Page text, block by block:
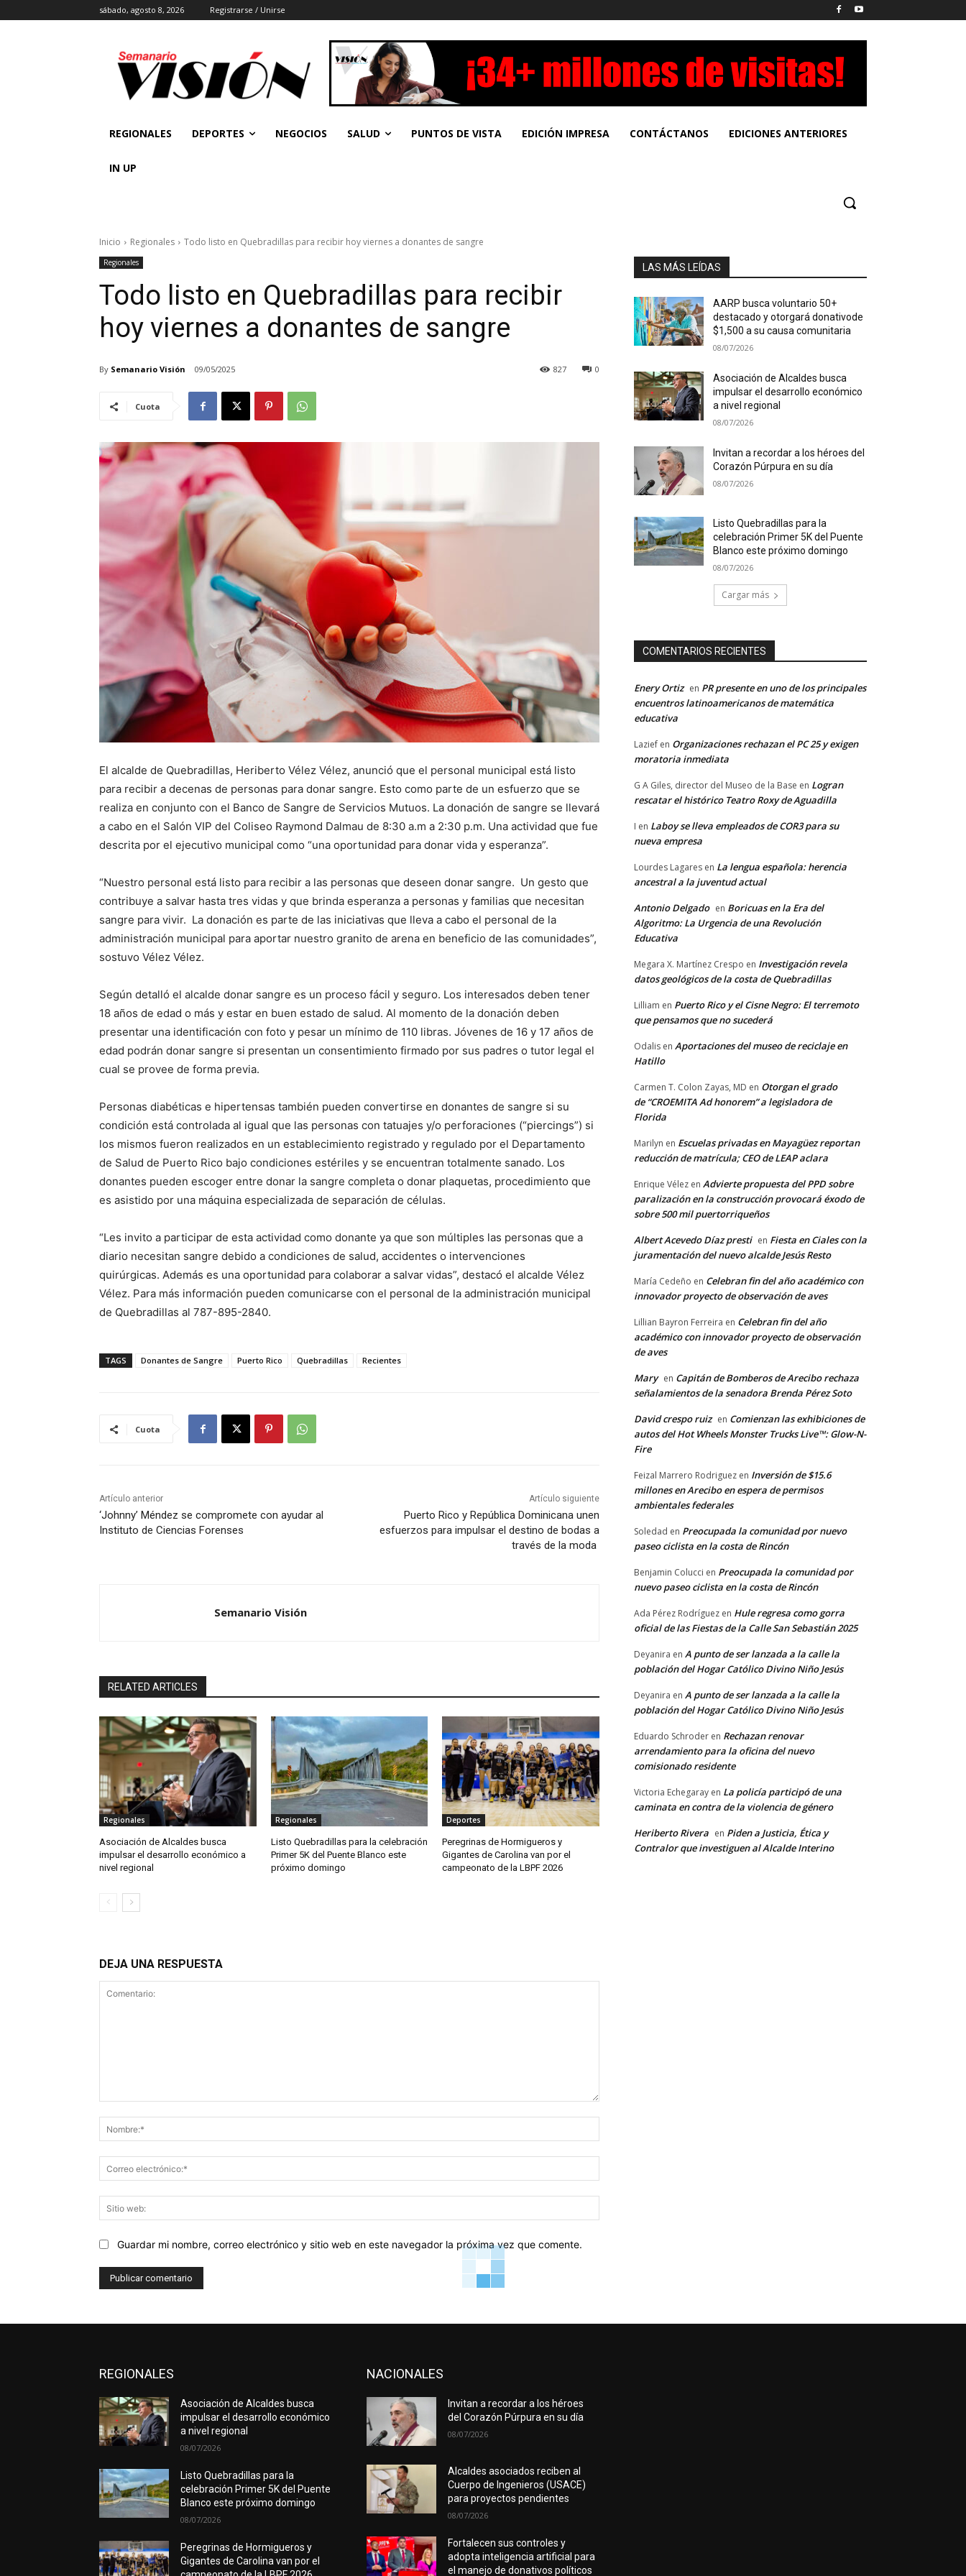
sábado, agosto 8, 2026 Registrarse / Unirse
REGIONALES DEPORTES NEGOCIOS SALUD PUNTOS DE VISTA EDICIÓN IMPRESA CONTÁCTANOS EDICIONES ANTERIORES
IN UP
Inicio Regionales Todo listo en Quebradillas para recibir hoy viernes a donantes de sangre
Regionales
Todo listo en Quebradillas para recibir
hoy viernes a donantes de sangre
By Semanario Visión 09/05/2025 0
827
Cuota
El alcalde de Quebradillas, Heriberto Vélez Vélez, anunció que el personal municipal está listo
para recibir a decenas de personas para donar sangre. Esto como parte de un esfuerzo que se
realiza en conjunto con el Banco de Sangre de Servicios Mutuos. La donación de sangre se llevará
a cabo en el Salón VIP del Coliseo Raymond Dalmau de 8:30 a.m a 2:30 p.m. Una actividad que fue
descrita por el ejecutivo municipal como “una oportunidad para donar vida y esperanza”.
“Nuestro personal está listo para recibir a las personas que deseen donar sangre. Un gesto que
contribuye a salvar hasta tres vidas y que brinda esperanza a personas y familias que necesitan
sangre para vivir. La donación es parte de las iniciativas que lleva a cabo el personal de la
administración municipal para aportar nuestro granito de arena en beneficio de las comunidades”,
sostuvo Vélez Vélez.
Según detalló el alcalde donar sangre es un proceso fácil y seguro. Los interesados deben tener
18 años de edad o más y estar en buen estado de salud. Al momento de la donación deben
presentar una identificación con foto y pesar un mínimo de 110 libras. Jóvenes de 16 y 17 años de
edad podrán donar sangre si presentan un consentimiento firmado por sus padres o tutor legal el
cual se provee de forma previa.
Personas diabéticas e hipertensas también pueden convertirse en donantes de sangre si su
condición está controlada al igual que las personas con tatuajes y/o perforaciones (“piercings”) si
los mismos fueron realizados en un establecimiento registrado y regulado por el Departamento
de Salud de Puerto Rico bajo condiciones estériles y se encuentran totalmente sanado. Los
donantes pueden escoger entre donar la sangre completa o donar plaquetas, procedimiento que
es asistido por una máquina especializada de separación de células.
“Les invito a participar de esta actividad como donante ya que son múltiples las personas que a
diario necesitan sangre debido a condiciones de salud, accidentes o intervenciones
quirúrgicas. Además es una oportunidad para colaborar a salvar vidas”, destacó el alcalde Vélez
Vélez. Para más información pueden comunicarse con el personal de la administración municipal
de Quebradillas al 787-895-2840.
TAGS Donantes de Sangre Puerto Rico Quebradillas Recientes
Cuota
Artículo anterior
‘Johnny’ Méndez se compromete con ayudar al
Instituto de Ciencias Forenses
Artículo siguiente
Puerto Rico y República Dominicana unen
esfuerzos para impulsar el destino de bodas a
través de la moda
Semanario Visión
RELATED ARTICLES
Regionales
Asociación de Alcaldes busca
impulsar el desarrollo económico a
nivel regional
Regionales
Listo Quebradillas para la celebración
Primer 5K del Puente Blanco este
próximo domingo
Deportes
Peregrinas de Hormigueros y
Gigantes de Carolina van por el
campeonato de la LBPF 2026
DEJA UNA RESPUESTA
electrónico:*
web:
Guardar mi nombre, correo electrónico y sitio web en este navegador la próxima vez que comente.
LAS MÁS LEÍDAS
AARP busca voluntario 50+
destacado y otorgará donativode
$1,500 a su causa comunitaria
08/07/2026
Asociación de Alcaldes busca
impulsar el desarrollo económico
a nivel regional
08/07/2026
Invitan a recordar a los héroes del
Corazón Púrpura en su día
08/07/2026
Listo Quebradillas para la
celebración Primer 5K del Puente
Blanco este próximo domingo
08/07/2026
Cargar más
COMENTARIOS RECIENTES
Enery Ortiz en PR presente en uno de los principales
encuentros latinoamericanos de matemática
educativa
Lazief en Organizaciones rechazan el PC 25 y exigen
moratoria inmediata
G A Giles, director del Museo de la Base en Logran
rescatar el histórico Teatro Roxy de Aguadilla
I en Laboy se lleva empleados de COR3 para su
nueva empresa
Lourdes Lagares en La lengua española: herencia
ancestral a la juventud actual
Antonio Delgado en Boricuas en la Era del
Algoritmo: La Urgencia de una Revolución
Educativa
Megara X. Martínez Crespo en Investigación revela
datos geológicos de la costa de Quebradillas
Lilliam en Puerto Rico y el Cisne Negro: El terremoto
que pensamos que no sucederá
Odalis en Aportaciones del museo de reciclaje en
Hatillo
Carmen T. Colon Zayas, MD en Otorgan el grado
de “CROEMITA Ad honorem” a legisladora de
Florida
Marilyn en Escuelas privadas en Mayagüez reportan
reducción de matrícula; CEO de LEAP aclara
Enrique Vélez en Advierte propuesta del PPD sobre
paralización en la construcción provocará éxodo de
sobre 500 mil puertorriqueños
Albert Acevedo Díaz presti en Fiesta en Ciales con la
juramentación del nuevo alcalde Jesús Resto
María Cedeño en Celebran fin del año académico con
innovador proyecto de observación de aves
Lillian Bayron Ferreira en Celebran fin del año
académico con innovador proyecto de observación
de aves
Mary en Capitán de Bomberos de Arecibo rechaza
señalamientos de la senadora Brenda Pérez Soto
David crespo ruiz en Comienzan las exhibiciones de
autos del Hot Wheels Monster Trucks Live™: Glow-N-
Fire
Feizal Marrero Rodriguez en Inversión de $15.6
millones en Arecibo en espera de permisos
ambientales federales
Soledad en Preocupada la comunidad por nuevo
paseo ciclista en la costa de Rincón
Benjamin Colucci en Preocupada la comunidad por
nuevo paseo ciclista en la costa de Rincón
Ada Pérez Rodríguez en Hule regresa como gorra
oficial de las Fiestas de la Calle San Sebastián 2025
Deyanira en A punto de ser lanzada a la calle la
población del Hogar Católico Divino Niño Jesús
Deyanira en A punto de ser lanzada a la calle la
población del Hogar Católico Divino Niño Jesús
Eduardo Schroder en Rechazan renovar
arrendamiento para la oficina del nuevo
comisionado residente
Victoria Echegaray en La policía participó de una
caminata en contra de la violencia de género
Heriberto Rivera en Piden a Justicia, Ética y
Contralor que investiguen al Alcalde Interino
REGIONALES
Asociación de Alcaldes busca
impulsar el desarrollo económico
a nivel regional
08/07/2026
Listo Quebradillas para la
celebración Primer 5K del Puente
Blanco este próximo domingo
08/07/2026
Peregrinas de Hormigueros y
Gigantes de Carolina van por el
NACIONALES
Invitan a recordar a los héroes
del Corazón Púrpura en su día
08/07/2026
Alcaldes asociados reciben al
Cuerpo de Ingenieros (USACE)
para proyectos pendientes
08/07/2026
Fortalecen sus controles y
adopta inteligencia artificial para
el manejo de donativos políticos